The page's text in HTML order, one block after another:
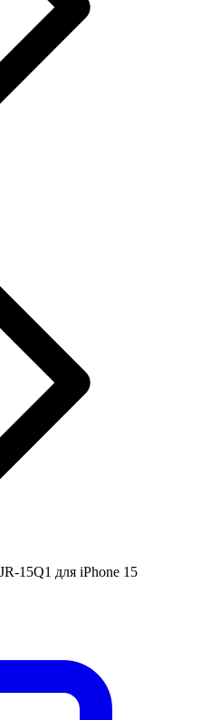
15Q1 для iPhone 15